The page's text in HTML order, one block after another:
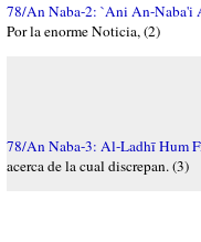
78/An Naba-2: `Ani An-Naba'i
Por la enorme Noticia, (2)
78/An Naba-3: Al-Ladhī Hum
acerca de la cual discrepan. (3)